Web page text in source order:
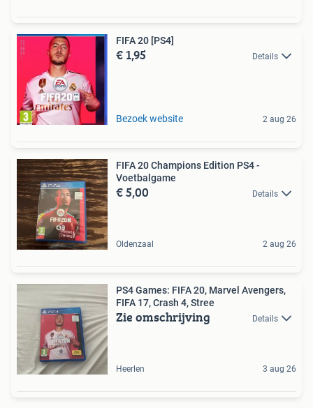
FIFA 20 [PS4]
€ 1,95 Details
Bezoek website 2 aug 26
FIFA 20 Champions Edition PS4 -
Voetbalgame
€ 5,00 Details
Oldenzaal 2 aug 26
PS4 Games: FIFA 20, Marvel Avengers,
FIFA 17, Crash 4, Stree
Zie omschrijving Details
Heerlen 3 aug 26